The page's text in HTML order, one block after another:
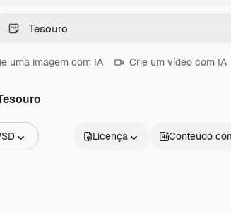
uma imagem com IA Crie um vídeo com IA
Licença Conteúdo